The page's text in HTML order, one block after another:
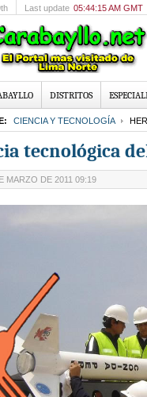
Last update 05:44:15 AM GMT
DISTRITOS
CIENCIA Y TECNOLOGÍA
tecnológica
MARZO DE 2011 09:19